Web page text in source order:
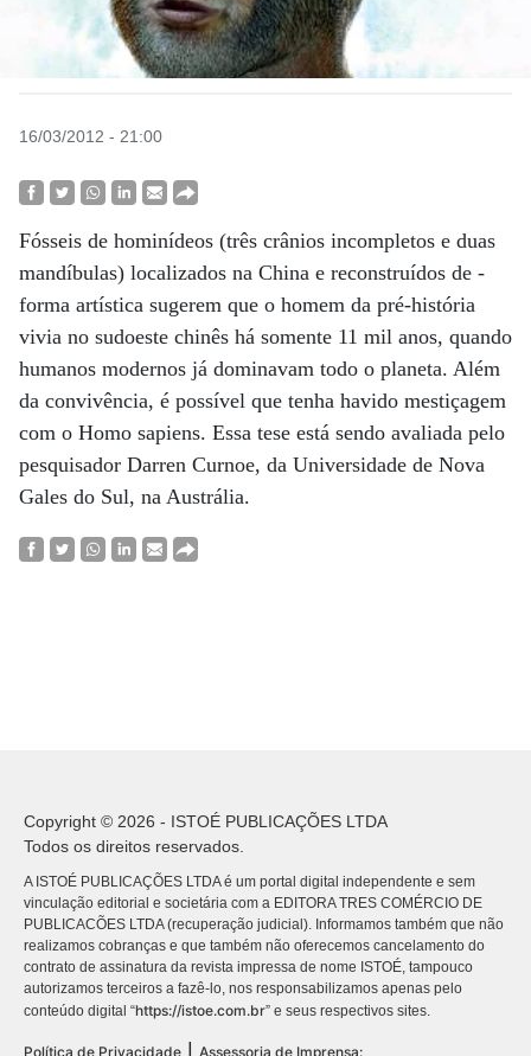
16/03/2012 - 21:00
Fósseis de hominídeos (três crânios incompletos e duas
mandíbulas) localizados na China e reconstruídos de ­
forma artística sugerem que o homem da pré-história
vivia no sudoeste chinês há somente 11 mil anos, quando
humanos modernos já dominavam todo o planeta. Além
da convivência, é possível que tenha havido mestiçagem
com o Homo sapiens. Essa tese está sendo avaliada pelo
pesquisador Darren Curnoe, da Universidade de Nova
Gales do Sul, na Austrália.
Copyright © 2026 - ISTOÉ PUBLICAÇÕES LTDA
Todos os direitos reservados.
A ISTOÉ PUBLICAÇÕES LTDA é um portal digital independente e sem
vinculação editorial e societária com a EDITORA TRES COMÉRCIO DE
PUBLICACÕES LTDA (recuperação judicial). Informamos também que não
realizamos cobranças e que também não oferecemos cancelamento do
contrato de assinatura da revista impressa de nome ISTOÉ, tampouco
autorizamos terceiros a fazê-lo, nos responsabilizamos apenas pelo
conteúdo digital “https://istoe.com.br” e seus respectivos sites.
Política de Privacidade Assessoria de Imprensa: